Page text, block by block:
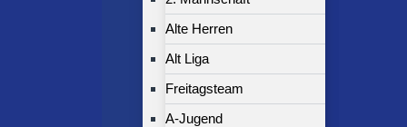
Alte Herren
Alt Liga
Freitagsteam
A-Jugend